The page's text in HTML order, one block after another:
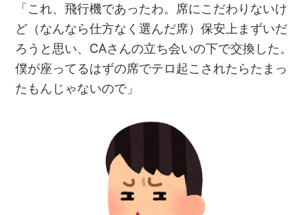
「これ、飛行機であったわ。席にこだわりないけ
ど（なんなら仕方なく選んだ席）保安上まずいだ
ろうと思い、CAさんの立ち会いの下で交換した。
僕が座ってるはずの席でテロ起こされたらたまっ
たもんじゃないので」